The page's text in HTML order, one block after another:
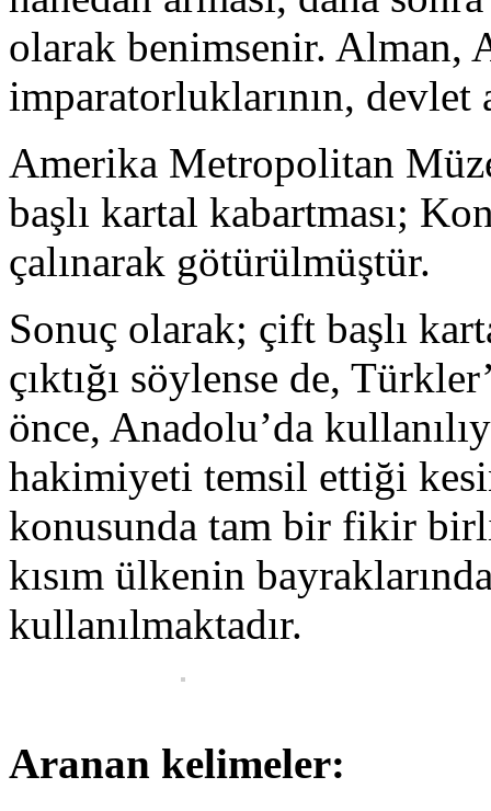
olarak benimsenir. Alman,
imparatorluklarının, devlet
Amerika Metropolitan
başlı kartal kabartması;
çalınarak götürülmüştür.
Sonuç olarak; çift başlı
çıktığı söylense de,
önce, Anadolu’da
hakimiyeti temsil ettiği
konusunda tam bir fikir
kısım ülkenin
kullanılmaktadır.
Aranan kelimeler: